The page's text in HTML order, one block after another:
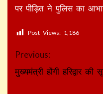
पर पीड़ित ने पुलिस का
Post Views: 1,186
Continue
Reading
Previous:
मुख्यमंत्री होंगी हरिद्वार की